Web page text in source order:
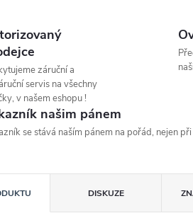
záruční a
servis na všechny
v našem eshopu !
našim pánem
se stává naším pánem na pořád, nejen
DISKUZE